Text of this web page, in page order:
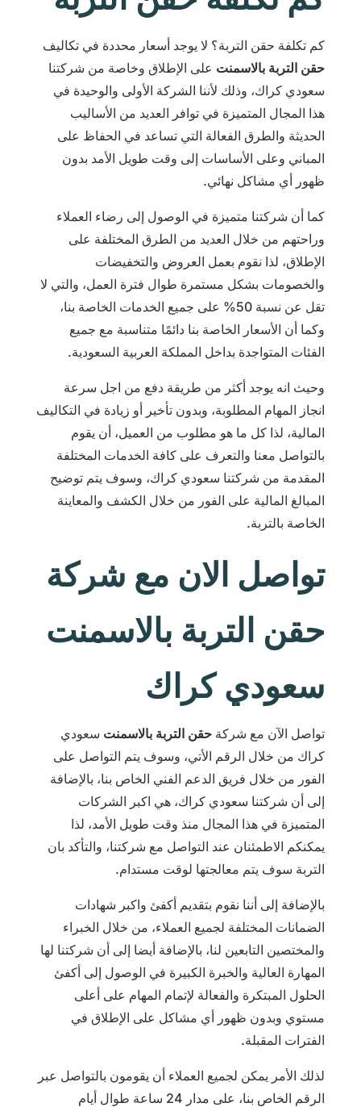
كم تكلفة حقن التربة؟ لا يوجد أسعار محددة في تكاليف
حقن التربة بالاسمنت على الإطلاق وخاصة من شركتنا
سعودي كراك، وذلك لأننا الشركة الأولى والوحيدة في
هذا المجال المتميزة في توافر العديد من الأساليب
الحديثة والطرق الفعالة التي تساعد في الحفاظ على
المباني وعلى الأساسات إلى وقت طويل الأمد بدون
ظهور أي مشاكل نهائي.
كما أن شركتنا متميزة في الوصول إلى رضاء العملاء
وراحتهم من خلال العديد من الطرق المختلفة على
الإطلاق، لذا نقوم بعمل العروض والتخفيضات
والخصومات بشكل مستمرة طوال فترة العمل، والتي لا
تقل عن نسبة 50% على جميع الخدمات الخاصة بنا،
وكما أن الأسعار الخاصة بنا دائمًا متناسبة مع جميع
الفئات المتواجدة بداخل المملكة العربية السعودية.
وحيث انه يوجد أكثر من طريقة دفع من اجل سرعة
انجاز المهام المطلوبة، وبدون تأخير أو زيادة في التكاليف
المالية، لذا كل ما هو مطلوب من العميل، أن يقوم
بالتواصل معنا والتعرف على كافة الخدمات المختلفة
المقدمة من شركتنا سعودي كراك، وسوف يتم توضيح
المبالغ المالية على الفور من خلال الكشف والمعاينة
الخاصة بالتربة.
تواصل الان مع شركة
حقن التربة بالاسمنت
سعودي كراك
تواصل الآن مع شركة حقن التربة بالاسمنت سعودي
كراك من خلال الرقم الأتي، وسوف يتم التواصل على
الفور من خلال فريق الدعم الفني الخاص بنا، بالإضافة
إلى أن شركتنا سعودي كراك، هي اكبر الشركات
المتميزة في هذا المجال منذ وقت طويل الأمد، لذا
يمكنكم الاطمئنان عند التواصل مع شركتنا، والتأكد بان
التربة سوف يتم معالجتها لوقت مستدام.
بالإضافة إلى أننا نقوم بتقديم أكفئ واكبر شهادات
الضمانات المختلفة لجميع العملاء، من خلال الخبراء
والمختصين التابعين لنا، بالإضافة أيضا إلى أن شركتنا لها
المهارة العالية والخبرة الكبيرة في الوصول إلى أكفئ
الحلول المبتكرة والفعالة لإتمام المهام على أعلى
مستوي وبدون ظهور أي مشاكل على الإطلاق في
الفترات المقبلة.
لذلك الأمر يمكن لجميع العملاء أن يقومون بالتواصل عبر
الرقم الخاص بنا، على مدار 24 ساعة طوال أيام